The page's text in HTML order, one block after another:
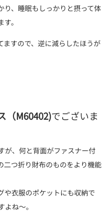
り、睡眠もしっかりと摂って体
。
ますので、逆に減らしたほうが
（M60402)でございま
が、何と背面がファスナー付
二つ折り財布のものをより機能
や衣服のポケットにも収納で
ね～。